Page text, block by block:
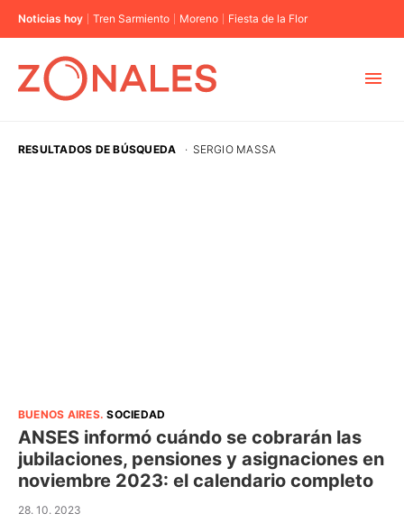
Noticias hoy Tren Sarmiento Moreno Fiesta de la Flor
RESULTADOS DE BÚSQUEDA · SERGIO MASSA
BUENOS AIRES.SOCIEDAD
ANSES informó cuándo se cobrarán las
jubilaciones, pensiones y asignaciones en
noviembre 2023: el calendario completo
28. 10. 2023